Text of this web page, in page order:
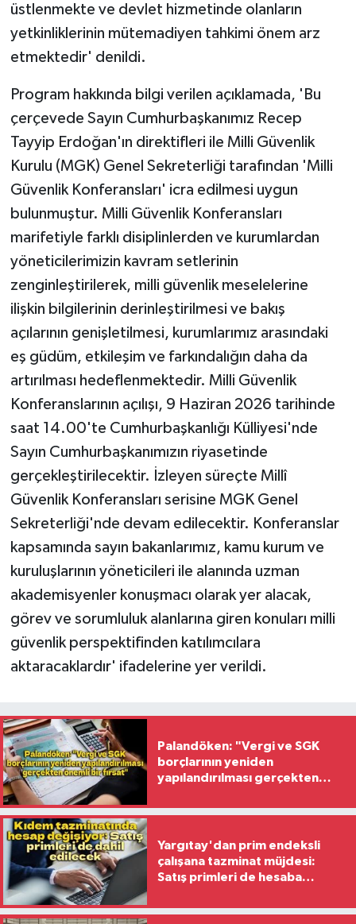
üstlenmekte ve devlet hizmetinde olanların
yetkinliklerinin mütemadiyen tahkimi önem arz
etmektedir' denildi.
Program hakkında bilgi verilen açıklamada, 'Bu
çerçevede Sayın Cumhurbaşkanımız Recep
Tayyip Erdoğan'ın direktifleri ile Milli Güvenlik
Kurulu (MGK) Genel Sekreterliği tarafından 'Milli
Güvenlik Konferansları' icra edilmesi uygun
bulunmuştur. Milli Güvenlik Konferansları
marifetiyle farklı disiplinlerden ve kurumlardan
yöneticilerimizin kavram setlerinin
zenginleştirilerek, milli güvenlik meselelerine
ilişkin bilgilerinin derinleştirilmesi ve bakış
açılarının genişletilmesi, kurumlarımız arasındaki
eş güdüm, etkileşim ve farkındalığın daha da
artırılması hedeflenmektedir. Milli Güvenlik
Konferanslarının açılışı, 9 Haziran 2026 tarihinde
saat 14.00'te Cumhurbaşkanlığı Külliyesi'nde
Sayın Cumhurbaşkanımızın riyasetinde
gerçekleştirilecektir. İzleyen süreçte Millî
Güvenlik Konferansları serisine MGK Genel
Sekreterliği'nde devam edilecektir. Konferanslar
kapsamında sayın bakanlarımız, kamu kurum ve
kuruluşlarının yöneticileri ile alanında uzman
akademisyenler konuşmacı olarak yer alacak,
görev ve sorumluluk alanlarına giren konuları milli
güvenlik perspektifinden katılımcılara
aktaracaklardır' ifadelerine yer verildi.
Palandöken: "Vergi ve SGK
borçlarının yeniden
yapılandırılması gerçekten
Yargıtay'dan prim endeksli
çalışana tazminat müjdesi:
Satış primleri de hesaba